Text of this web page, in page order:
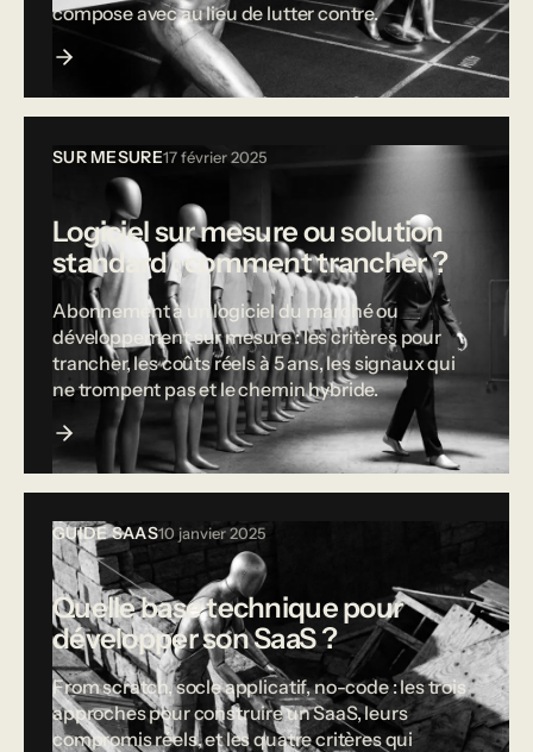
compose avec au lieu de lutter contre.
SUR MESURE17 février 2025
Logiciel sur mesure ou solution
standard : comment trancher ?
Abonnement à un logiciel du marché ou
développement sur mesure : les critères pour
trancher, les coûts réels à 5 ans, les signaux qui
ne trompent pas et le chemin hybride.
GUIDE SAAS10 janvier 2025
Quelle base technique pour
développer son SaaS ?
From scratch, socle applicatif, no-code : les trois
approches pour construire un SaaS, leurs
compromis réels, et les quatre critères qui